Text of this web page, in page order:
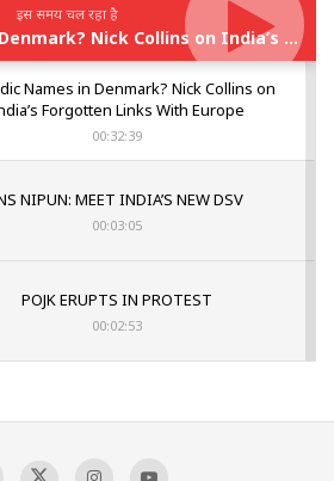
इस समय चल रहा है
Rigvedic Names in Denmark? Nick Collins on India’s Forgotten Links With Europe
Names in Denmark? Nick Collins on
Forgotten Links With Europe
00:32:39
NIPUN: MEET INDIA’S NEW DSV
00:03:05
POJK ERUPTS IN PROTEST
00:02:53
Sagar